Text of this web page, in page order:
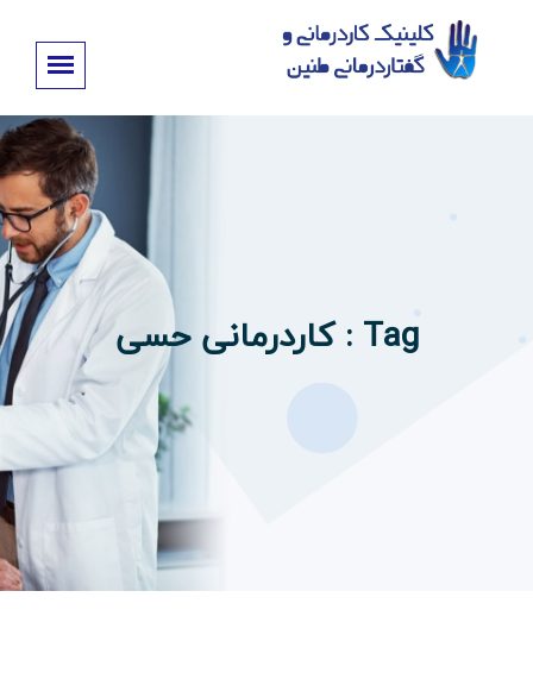
Tag : کاردرمانی حسی